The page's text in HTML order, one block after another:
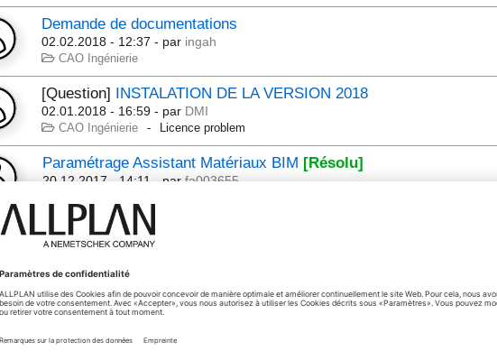
Demande de documentations
02.02.2018 - 12:37 - par ingah
CAO Ingénierie
[Question] INSTALATION DE LA VERSION 2018
02.01.2018 - 16:59 - par DMI
CAO Ingénierie Licence problem
Paramétrage Assistant Matériaux BIM [Résolu]
20.12.2017 - 14:11 - parfa003655
[Question]Copier un projet pour travailler sur un autre ordinateur
[Résolu]
CAO Ingénierie
Copier des pannes suivant une pente